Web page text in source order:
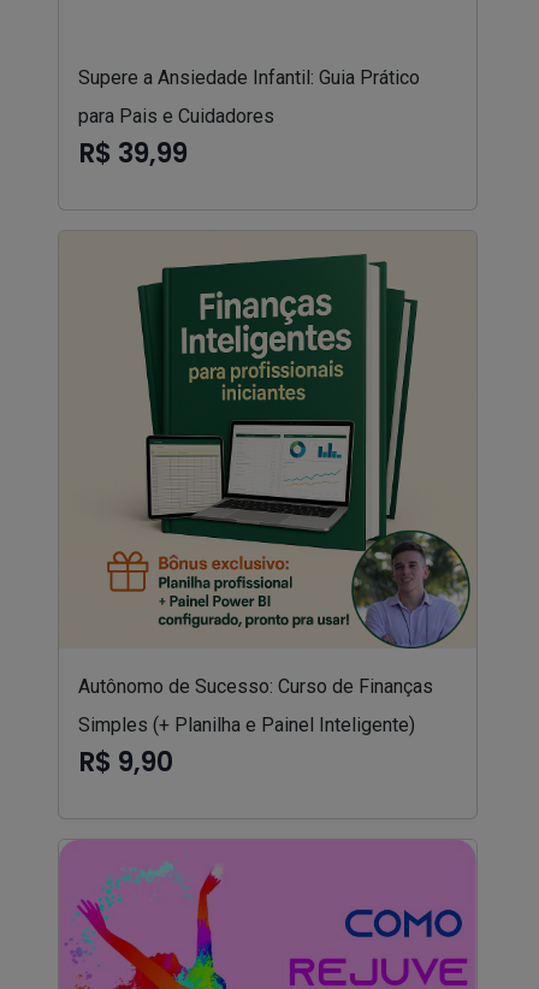
Supere a Ansiedade Infantil: Guia Prático
para Pais e Cuidadores
R$ 39,99
Autônomo de Sucesso: Curso de Finanças
Simples (+ Planilha e Painel Inteligente)
R$ 9,90